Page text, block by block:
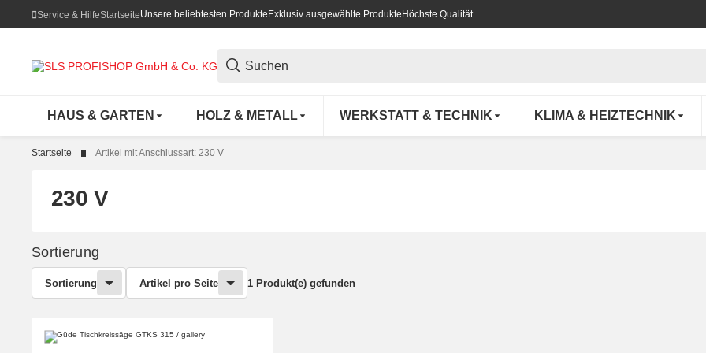
Service & HilfeStartseiteUnsere beliebtesten Produkte Exklusiv ausgewählte Produkte Höchste Qualität
HAUS & GARTEN HOLZ & METALL WERKSTATT & TECHNIK KLIMA & HEIZTECHNIK
Startseite Artikel mit Anschlussart: 230 V
230 V
Sortierung
Sortierung Artikel pro Seite 1 Produkt(e) gefunden